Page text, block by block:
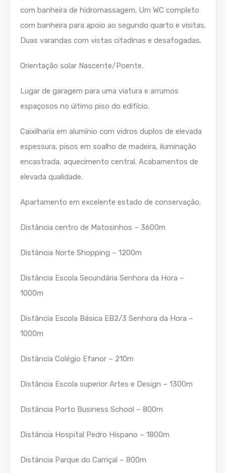
com banheira de hidromassagem. Um WC completo
com banheira para apoio ao segundo quarto e visitas.
Duas varandas com vistas citadinas e desafogadas.
Orientação solar Nascente/Poente.
Lugar de garagem para uma viatura e arrumos
espaçosos no último piso do edifício.
Caixilharia em alumínio com vidros duplos de elevada
espessura, pisos em soalho de madeira, iluminação
encastrada, aquecimento central. Acabamentos de
elevada qualidade.
Apartamento em excelente estado de conservação.
Distância centro de Matosinhos – 3600m
Distância Norte Shopping – 1200m
Distância Escola Secundária Senhora da Hora –
1000m
Distância Escola Básica EB2/3 Senhora da Hora –
1000m
Distância Colégio Efanor – 210m
Distância Escola superior Artes e Design – 1300m
Distância Porto Business School – 800m
Distância Hospital Pedro Hispano – 1800m
Distância Parque do Carriçal – 800m